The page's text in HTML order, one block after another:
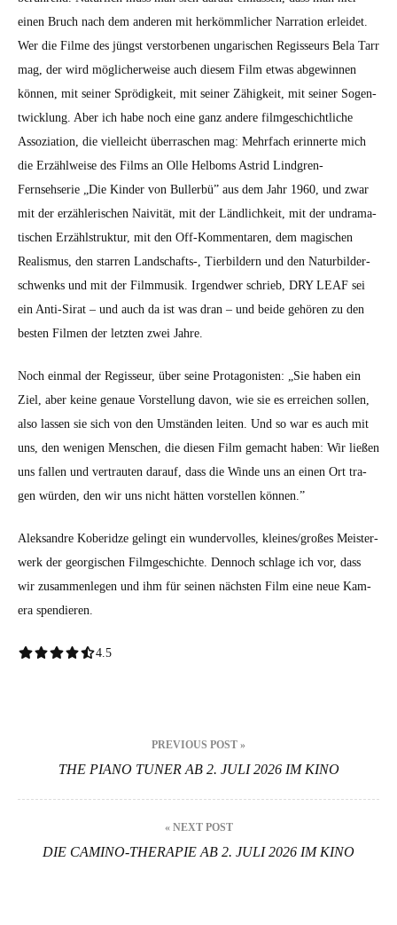
einen Bruch nach dem anderen mit herkömm­lich­er Nar­ra­tion erlei­det.
Wer die Filme des jüngst ver­stor­be­nen ungarischen Regis­seurs Bela Tarr
mag, der wird möglicher­weise auch diesem Film etwas abgewin­nen
kön­nen, mit sein­er Sprödigkeit, mit sein­er Zähigkeit, mit sein­er Sogen­
twick­lung. Aber ich habe noch eine ganz andere filmgeschichtliche
Assozi­a­tion, die vielle­icht über­raschen mag: Mehrfach erin­nerte mich
die Erzählweise des Films an Olle Hel­boms Astrid Lind­gren-
Fernsehserie „Die Kinder von Buller­bü” aus dem Jahr 1960, und zwar
mit der erzäh­lerischen Naiv­ität, mit der Ländlichkeit, mit der undrama­
tis­chen Erzählstruk­tur, mit den Off-Kom­mentaren, dem magis­chen
Real­is­mus, den star­ren Landschafts‑, Tier­bildern und den Natur­bilder­
schwenks und mit der Film­musik. Irgendw­er schrieb, DRY LEAF sei
ein Anti-Sir­at – und auch da ist was dran – und bei­de gehören zu den
besten Fil­men der let­zten zwei Jahre.
Noch ein­mal der Regis­seur, über seine Pro­tag­o­nis­ten: „Sie haben ein
Ziel, aber keine genaue Vorstel­lung davon, wie sie es erre­ichen sollen,
also lassen sie sich von den Umstän­den leit­en. Und so war es auch mit
uns, den weni­gen Men­schen, die diesen Film gemacht haben: Wir ließen
uns fall­en und ver­traut­en darauf, dass die Winde uns an einen Ort tra­
gen wür­den, den wir uns nicht hät­ten vorstellen kön­nen.”
Alek­san­dre Koberidze gelingt ein wun­der­volles, kleines/großes Meis­ter­
w­erk der geor­gis­chen Filmgeschichte. Den­noch schlage ich vor, dass
wir zusam­men­le­gen und ihm für seinen näch­sten Film eine neue Kam­
era spendieren.
4.5 out of 5.0 stars
4.5
PREVIOUS POST »
THE PIANO TUNER AB 2. JULI 2026 IM KINO
« NEXT POST
DIE CAMINO-THERAPIE AB 2. JULI 2026 IM KINO